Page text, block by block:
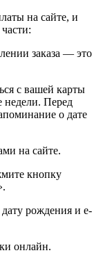
на сайте, и
заказа — это
с вашей карты
недели. Перед
о дате
на сайте.
кнопку
рождения и e-
онлайн.